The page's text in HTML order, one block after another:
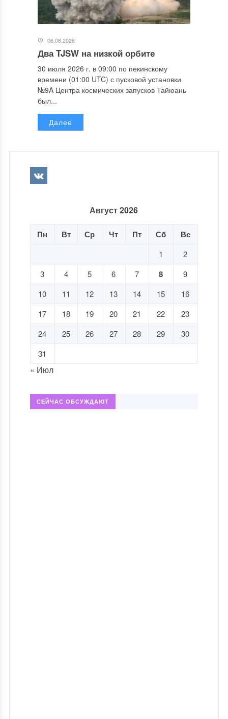
06.08.2026
Два TJSW на низкой орбите
30 июля 2026 г. в 09:00 по пекинскому
времени (01:00 UTC) с пусковой установки
№9A Центра космических запусков Тайюань
был...
Далее
Август 2026
Пн Вт Ср Чт Пт Сб Вс
1
2
3
4 5 6 7 8
9
10
11 12 13 14 15
16
17
18 19 20 21 22
23
24
25 26 27 28 29
30
31
« Июл
СЕЙЧАС ОБСУЖДАЮТ